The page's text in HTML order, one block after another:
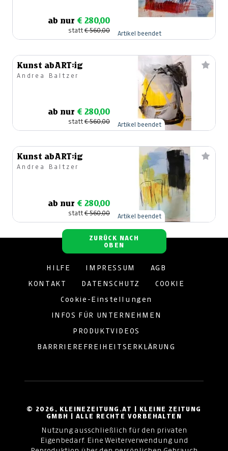
ab nur € 280,00
statt€ 560,00 Artikel beendet
Kunst abART:ig
Andrea Baltzer
ab nur € 280,00
statt€ 560,00 Artikel beendet
Kunst abART:ig
Andrea Baltzer
ab nur € 280,00
statt€ 560,00 Artikel beendet
ZURÜCK NACH
OBEN
© 2026, KLEINEZEITUNG.AT | KLEINE ZEITUNG
GMBH | ALLE RECHTE VORBEHALTEN
Nutzung ausschließlich für den privaten
Eigenbedarf. Eine Weiterverwendung und
HILFE IMPRESSUM AGB
KONTAKT DATENSCHUTZ COOKIE
Cookie-Einstellungen
INFOS FÜR UNTERNEHMEN
PRODUKTVIDEOS
BARRRIEREFREIHEITSERKLÄRUNG